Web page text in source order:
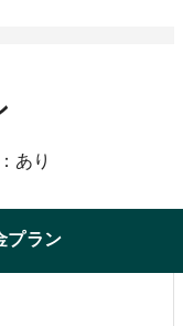
あり
プラン